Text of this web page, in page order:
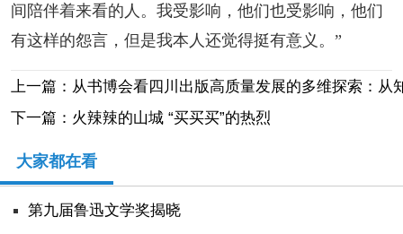
间陪伴着来看的人。我受影响，他们也受影响，他们
有这样的怨言，但是我本人还觉得挺有意义。”
上一篇：从书博会看四川出版高质量发展的多维探索：从
下一篇：火辣辣的山城 “买买买”的热烈
大家都在看
第九届鲁迅文学奖揭晓